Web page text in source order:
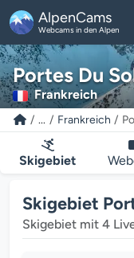
AlpenCams
Webcams in den Alpen
Portes Du
Frankreich
... Frankreich
Skigebiet
Skigebiet
Skigebiet mit 4